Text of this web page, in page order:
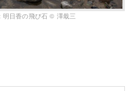
明日香の飛び石 © 澤戢三